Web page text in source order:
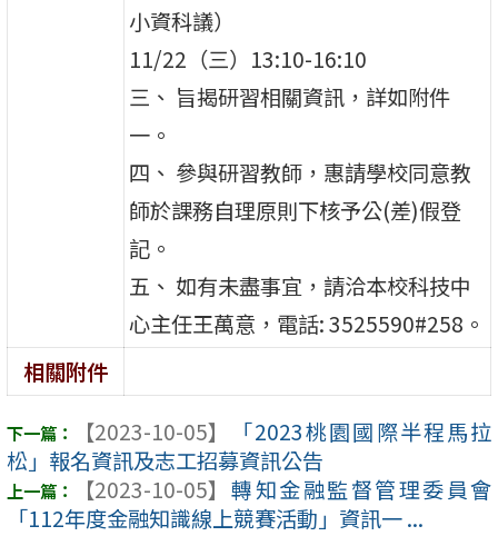
小資科議）
11/22（三）13:10-16:10
三、 旨揭研習相關資訊，詳如附件
一。
四、 參與研習教師，惠請學校同意教
師於課務自理原則下核予公(差)假登
記。
五、 如有未盡事宜，請洽本校科技中
心主任王萬意，電話: 3525590#258。
相關附件
【2023-10-05】
「2023桃園國際半程馬拉
松」報名資訊及志工招募資訊公告
【2023-10-05】 轉知金融監督管理委員會
「112年度金融知識線上競賽活動」資訊一 ...